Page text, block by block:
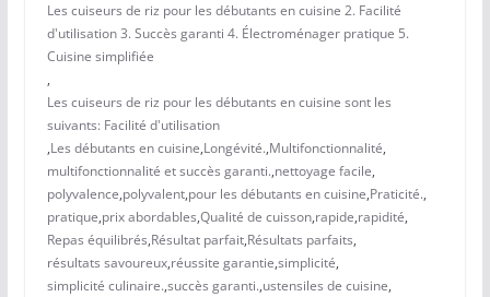
Les cuiseurs de riz pour les débutants en cuisine 2. Facilité
d'utilisation 3. Succès garanti 4. Électroménager pratique 5.
Cuisine simplifiée
,
Les cuiseurs de riz pour les débutants en cuisine sont les
suivants: Facilité d'utilisation
,Les débutants en cuisine,Longévité.,Multifonctionnalité,
multifonctionnalité et succès garanti.,nettoyage facile,
polyvalence,polyvalent,pour les débutants en cuisine,Praticité.,
pratique,prix abordables,Qualité de cuisson,rapide,rapidité,
Repas équilibrés,Résultat parfait,Résultats parfaits,
résultats savoureux,réussite garantie,simplicité,
simplicité culinaire.,succès garanti.,ustensiles de cuisine,